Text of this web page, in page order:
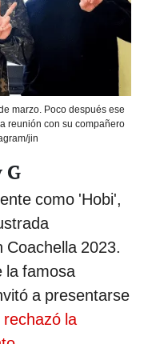
marzo. Poco después ese
reunión con su compañero
jin
G
como 'Hobi',
Coachella 2023.
la famosa
a presentarse
rechazó la